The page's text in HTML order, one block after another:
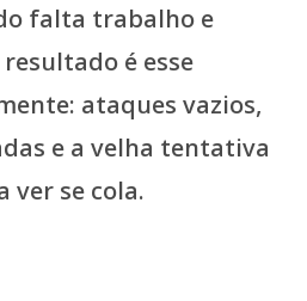
falta trabalho e
é esse
ataques vazios,
e a velha tentativa
ver se cola.